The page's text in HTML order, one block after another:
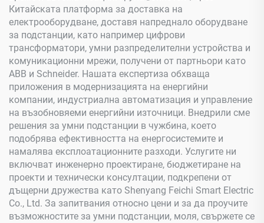
Китайската платформа за доставка на
електрооборудване, доставя напреднало оборудване
за подстанции, като например цифрови
трансформатори, умни разпределителни устройства и
комуникационни мрежи, получени от партньори като
ABB и Schneider. Нашата експертиза обхваща
приложения в модернизацията на енергийни
компании, индустриална автоматизация и управление
на възобновяеми енергийни източници. Внедрили сме
решения за умни подстанции в чужбина, което
подобрява ефективността на енергосистемите и
намалява експлоатационните разходи. Услугите ни
включват инженерно проектиране, бюджетиране на
проекти и технически консултации, подкрепени от
дъщерни дружества като Shenyang Feichi Smart Electric
Co., Ltd. За запитвания относно цени и за да проучите
възможностите за умни подстанции, моля, свържете се